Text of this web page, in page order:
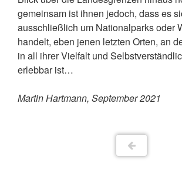
gemeinsam ist ihnen jedoch, dass es
ausschließlich um Nationalparks oder
handelt, eben jenen letzten Orten, an
in all ihrer Vielfalt und
erlebbar ist…
Martin Hartmann, September 2021